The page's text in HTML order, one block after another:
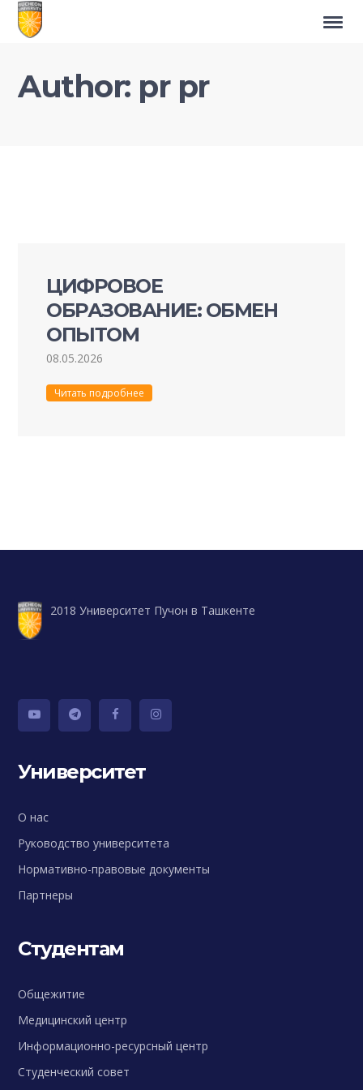
Author: pr pr
ЦИФРОВОЕ
ОБРАЗОВАНИЕ: ОБМЕН
ОПЫТОМ
08.05.2026
Читать подробнее
2018 Университет Пучон в Ташкенте
Университет
О нас
Руководство университета
Нормативно-правовые документы
Партнеры
Студентам
Общежитие
Медицинский центр
Информационно-ресурсный центр
Студенческий совет